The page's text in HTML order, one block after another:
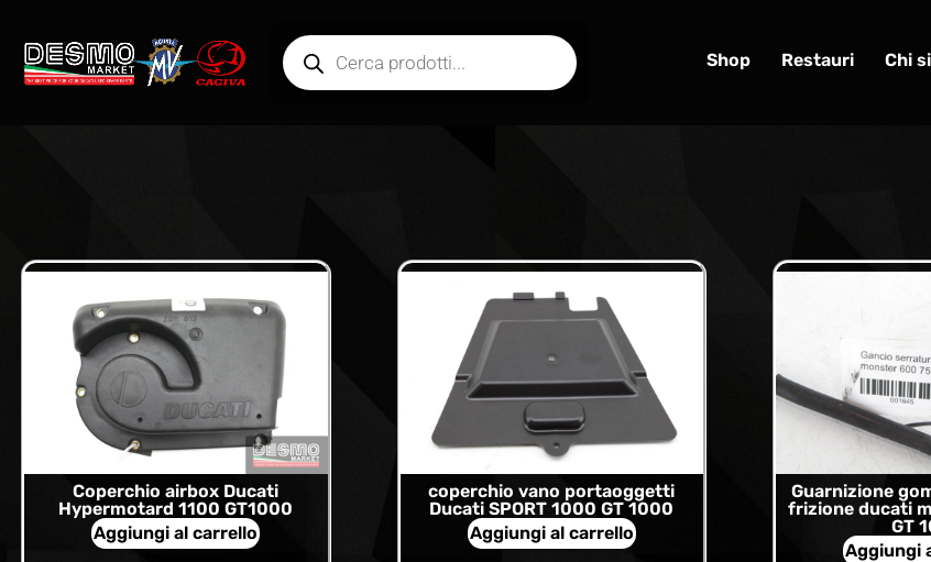
Shop Restauri Chi
Coperchio airbox Ducati
Hypermotard 1100 GT1000
Aggiungi al carrello
coperchio vano portaoggetti
Ducati SPORT 1000 GT 1000
Aggiungi al carrello
Guarnizione
frizione ducati
GT
Aggiungi